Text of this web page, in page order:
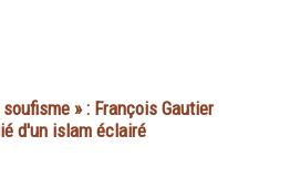
» : François Gautier
d'un islam éclairé